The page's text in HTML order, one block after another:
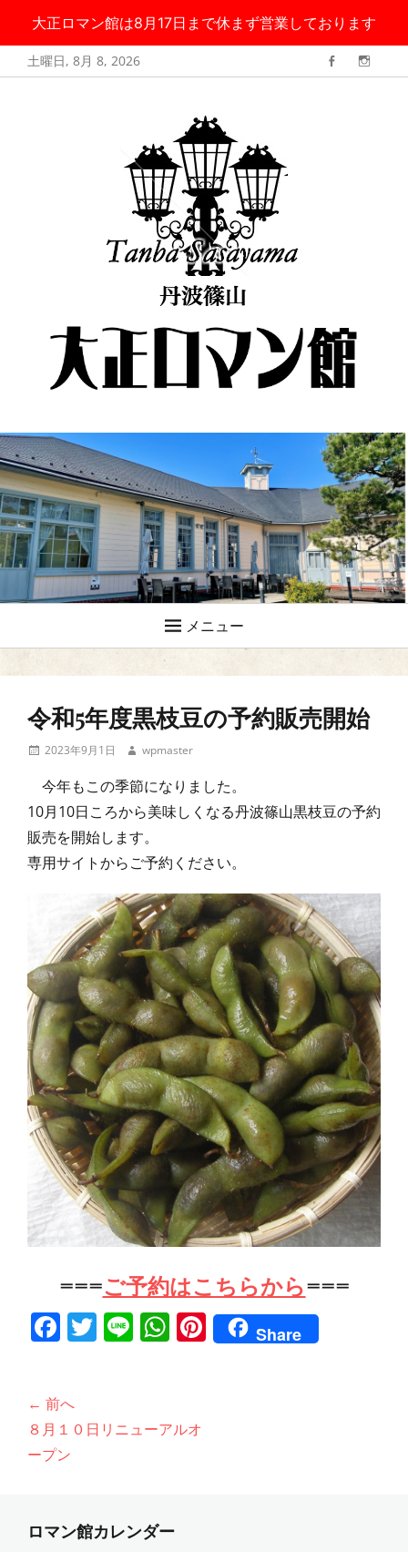
大正ロマン館は8月17日まで休まず営業しております
ン
土曜日, 8月 8, 2026 Facebook
マン館
メニュー
令和5年度黒枝豆の予約販売開始
投 2023年9月1日
投
者
wpmaster
今年もこの季節になりました。
10月10日ころから美味しくなる丹波篠山黒枝豆の予約
販売を開始します。
専用サイトからご予約ください。
===ご予約はこちらから===
F
e
b
o
k
T
er
Li W
s
A
Pi
nt
Share
投
稿
ナ
ー
← 前へ
前
の
８月１０日リニューアルオ
ープン
ロマン館カレンダー